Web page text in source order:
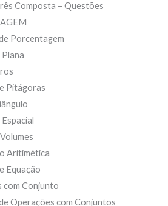
Composta – Questões
Porcentagem
Pitágoras
Aritimética
Equação
com Conjunto
Operações com Conjuntos